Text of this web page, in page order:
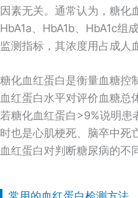
因素无关。通常认为，糖化
HbA1a、HbA1b、HbA1c组
监测指标，其浓度用占成人
糖化血红蛋白是衡量血糖控
血红蛋白水平对评价血糖总
若糖化血红蛋白>9%说明患
时也是心肌梗死、脑卒中死
血红蛋白对判断糖尿病的不